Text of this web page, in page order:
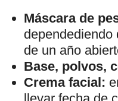
Máscara de
dependediendo
de un año
Base, polvos,
Crema facial: